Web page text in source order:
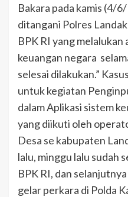
Bakara pada kamis (4/
ditangani Polres
BPK RI yang
keuangan negara
selesai dilakukan.”
untuk kegiatan
dalam Aplikasi sistem
yang diikuti oleh
Desa se kabupaten
lalu, minggu lalu sudah
BPK RI, dan
gelar perkara di Polda